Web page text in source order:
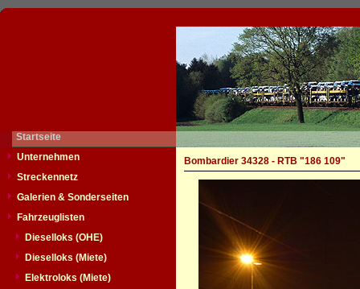
Startseite
Unternehmen
Streckennetz
Galerien & Sonderseiten
Fahrzeuglisten
Dieselloks (OHE)
Dieselloks (Miete)
Elektroloks (Miete)
Bombardier 34328 - RTB "186 109"